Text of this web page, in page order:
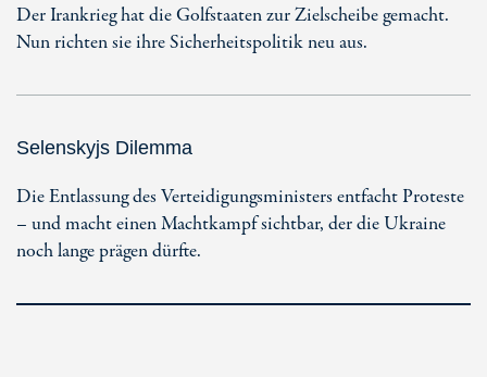
Der Irankrieg hat die Golfstaaten zur Zielscheibe gemacht.
Nun richten sie ihre Sicherheitspolitik neu aus.
Selenskyjs Dilemma
Die Entlassung des Verteidigungsministers entfacht Proteste
– und macht einen Machtkampf sichtbar, der die Ukraine
noch lange prägen dürfte.